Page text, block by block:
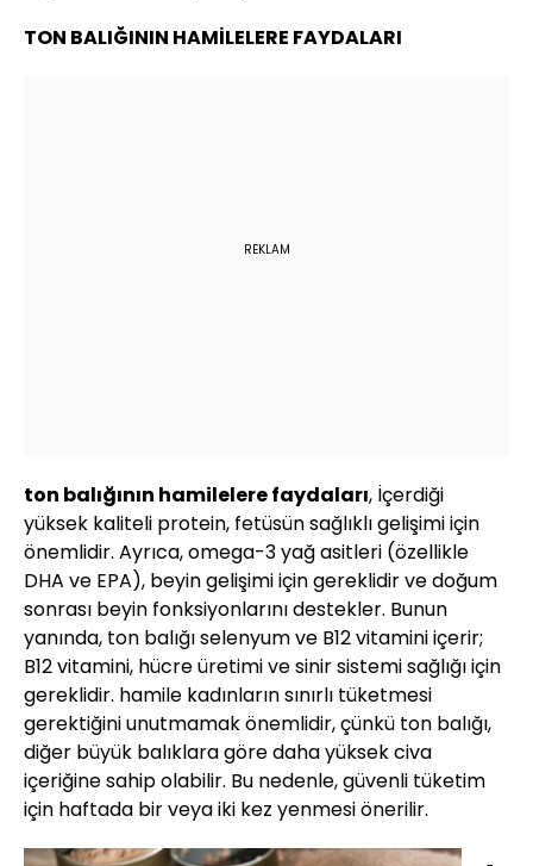
TON BALIĞININ HAMİLELERE FAYDALARI
REKLAM
ton balığının hamilelere faydaları, İçerdiği
yüksek kaliteli protein, fetüsün sağlıklı gelişimi için
önemlidir. Ayrıca, omega-3 yağ asitleri (özellikle
DHA ve EPA), beyin gelişimi için gereklidir ve doğum
sonrası beyin fonksiyonlarını destekler. Bunun
yanında, ton balığı selenyum ve B12 vitamini içerir;
B12 vitamini, hücre üretimi ve sinir sistemi sağlığı için
gereklidir. hamile kadınların sınırlı tüketmesi
gerektiğini unutmamak önemlidir, çünkü ton balığı,
diğer büyük balıklara göre daha yüksek civa
içeriğine sahip olabilir. Bu nedenle, güvenli tüketim
için haftada bir veya iki kez yenmesi önerilir.